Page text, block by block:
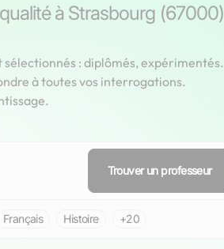
à Strasbourg (67000)
: diplômés, expérimentés.
à toutes vos interrogations.
Trouver un professeur
Français Histoire +20